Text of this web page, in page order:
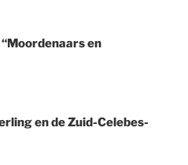
en
en de Zuid-Celebes-